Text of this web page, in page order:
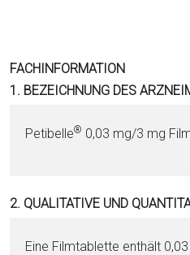
FACHINFORMATION
1. BEZEICHNUNG DES
Petibelle® 0,03 mg/3 mg
2. QUALITATIVE UND
Eine Film­ta­blet­te enthält